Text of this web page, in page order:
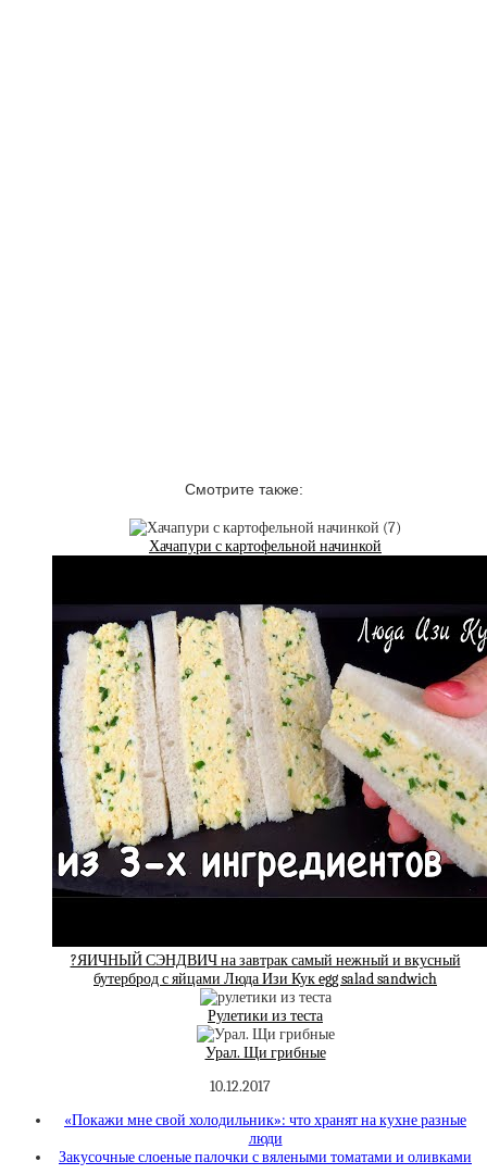
Смотрите также:
Хачапури с картофельной начинкой
?ЯИЧНЫЙ СЭНДВИЧ на завтрак самый нежный и вкусный
бутерброд с яйцами Люда Изи Кук egg salad sandwich
Рулетики из теста
Урал. Щи грибные
10.12.2017
«Покажи мне свой холодильник»: что хранят на кухне разные
люди
Закусочные слоеные палочки с вялеными томатами и оливками